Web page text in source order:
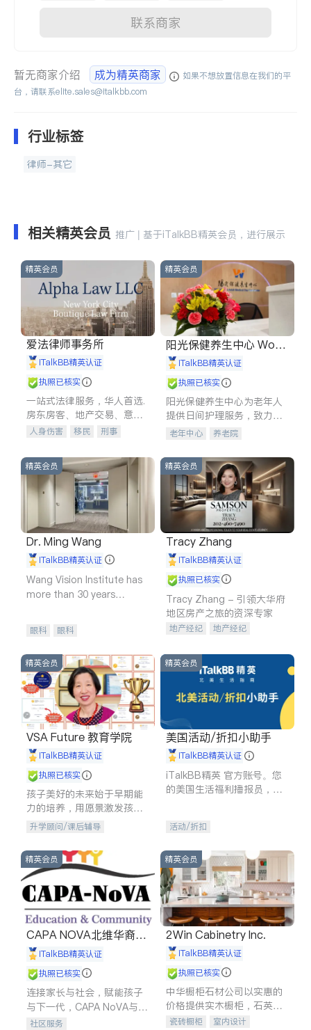
联系商家
暂无商家介绍 成为精英商家
如果不想放置信息在我们的平
台，请联系elite.sales@italkbb.com
行业标签
律师-其它
相关精英会员 推广 | 基于iTalkBB精英会员，进行展示
精英会员
爱法律师事务所
iTalkBB精英认证
执照已核实
一站式法律服务，华人首选.
房东房客、地产交易、意外
伤害、车祸重伤、商业诉
建筑合同、刑事案件全包办
人身伤害 移民
刑事
信托/遗嘱
商业
商标注册
索赔
律师-其它
精英会员
阳光保健养生中心 World
shine
iTalkBB精英认证
执照已核实
阳光保健养生中心为老年人
提供日间护理服务，致力于
通过持续的护理创新来有效
老年中心 养老院
精英会员
Dr. Ming Wang
iTalkBB精英认证
Wang Vision Institute has
more than 30 years
眼科 眼科
精英会员
Tracy Zhang
iTalkBB精英认证
执照已核实
Tracy Zhang - 引领大华府
地区房产之旅的资深专家
地产经纪
地产经纪
商铺租售
精英会员
VSA Future 教育学院
iTalkBB精英认证
执照已核实
孩子美好的未来始于早期能
力的培养，用愿景激发孩子
的学习潜力和动力。理念：
石。
升学顾问/课后辅导
精英会员
美国活动/折扣小助手
iTalkBB精英认证
iTalkBB精英 官方账号。您
的美国生活福利播报员，精
专属福利。
活动/折扣
精英会员
CAPA NOVA北维华裔家
长会iTalkBB精英认证
执照已核实
连接家长与社会，赋能孩子
与下一代，CAPA NoVA与您
携手建设包容、公平、充满
社区服务
精英会员
2Win Cabinetry Inc.
iTalkBB精英认证
执照已核实
中华橱柜石材公司以实惠的
价格提供实木橱柜，石英石
台面，多种优质不锈钢水
瓷砖橱柜
室内设计